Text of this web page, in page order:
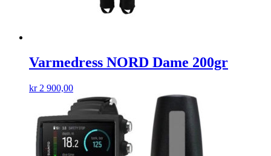
Varmedress NORD Dame 200gr
kr2 900,00